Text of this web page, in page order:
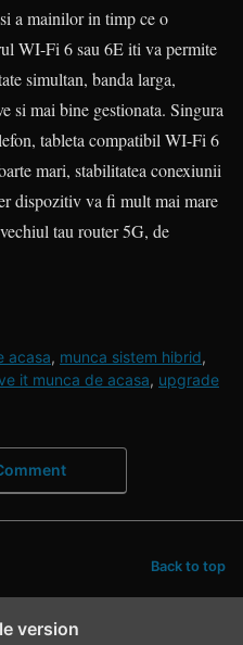
a mainilor in timp ce o
WI-Fi 6 sau 6E iti va permite
simultan, banda larga,
si mai bine gestionata. Singura
tableta compatibil WI-Fi 6
mari, stabilitatea conexiunii
dispozitiv va fi mult mai mare
tau router 5G, de
acasa, munca sistem hibrid,
it munca de acasa, upgrade
Back to top
version